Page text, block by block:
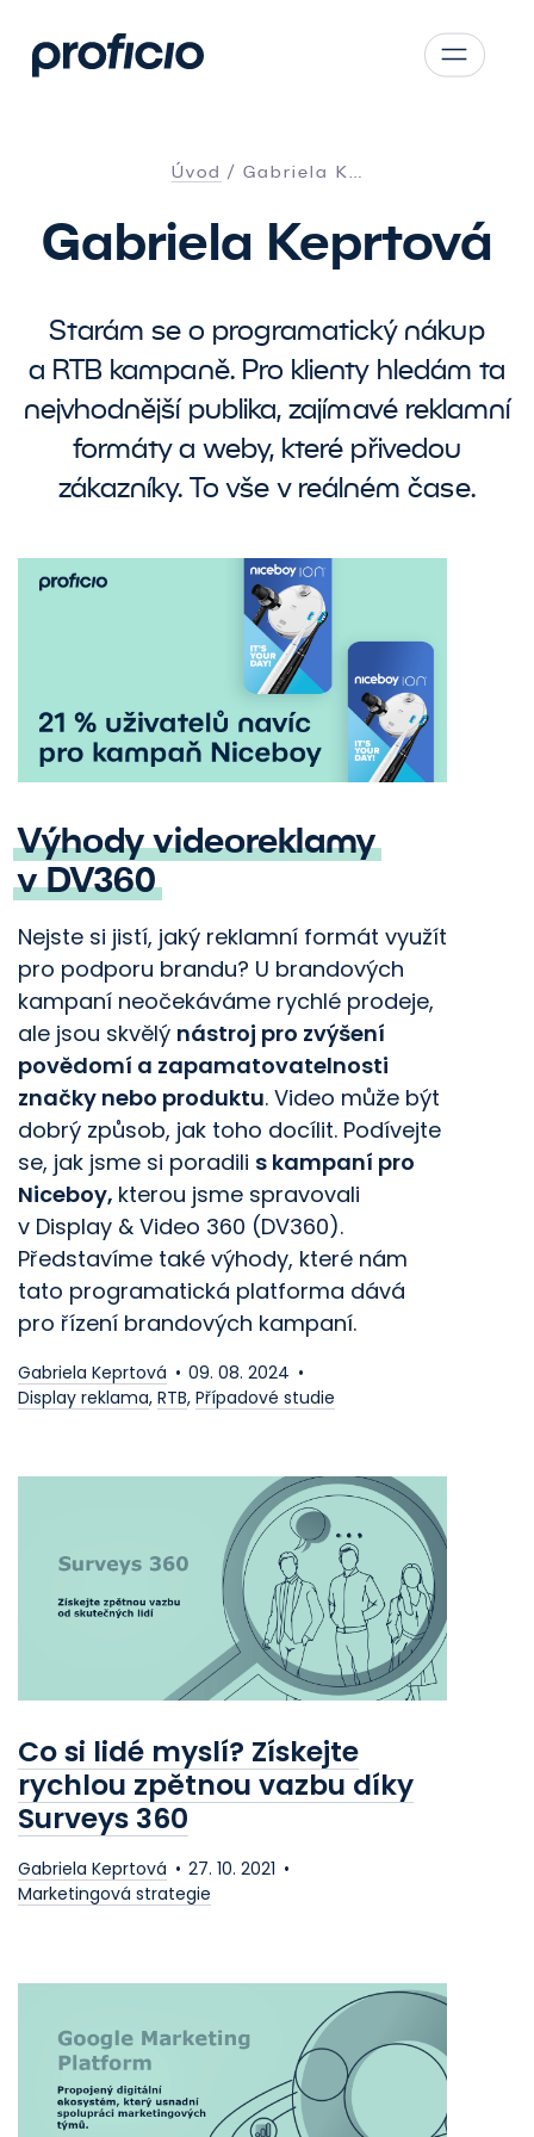
AT
PL
Úvod Gabriela K…
Gabriela Keprtová
Starám se o programatický nákup
a RTB kampaně. Pro klienty hledám ta
nejvhodnější publika, zajímavé reklamní
formáty a weby, které přivedou
zákazníky. To vše v reálném čase.
Výhody videoreklamy
v DV360
Nejste si jistí, jaký reklamní formát využít
pro podporu brandu? U brandových
kampaní neočekáváme rychlé prodeje,
ale jsou skvělý nástroj pro zvýšení
povědomí a zapamatovatelnosti
značky nebo produktu. Video může být
dobrý způsob, jak toho docílit. Podívejte
se, jak jsme si poradili s kampaní pro
Niceboy, kterou jsme spravovali
v Display & Video 360 (DV360).
Představíme také výhody, které nám
tato programatická platforma dává
pro řízení brandových kampaní.
Gabriela Keprtová
09. 08. 2024
Display reklama, RTB, Případové studie
Co si lidé myslí? Získejte
rychlou zpětnou vazbu díky
Surveys 360
Gabriela Keprtová
27. 10. 2021
Marketingová strategie